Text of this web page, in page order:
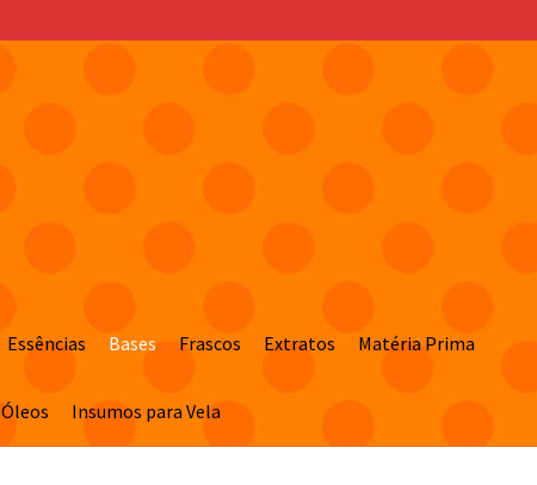
Essências Bases Frascos Extratos Matéria Prima
Óleos Insumos para Vela